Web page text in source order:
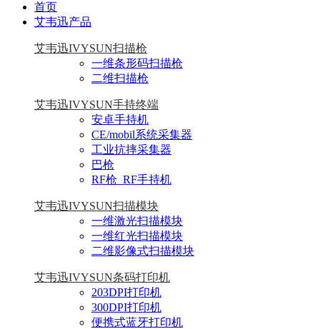
首页
艾韦迅产品
艾韦迅IVYSUN扫描枪
一维条形码扫描枪
二维扫描枪
艾韦迅IVYSUN手持终端
安卓手持机
CE/mobil系统采集器
工业抗摔采集器
巴枪
RF枪_RF手持机
艾韦迅IVYSUN扫描模块
一维激光扫描模块
一维红光扫描模块
二维影像式扫描模块
艾韦迅IVYSUN条码打印机
203DPI打印机
300DPI打印机
便携式蓝牙打印机